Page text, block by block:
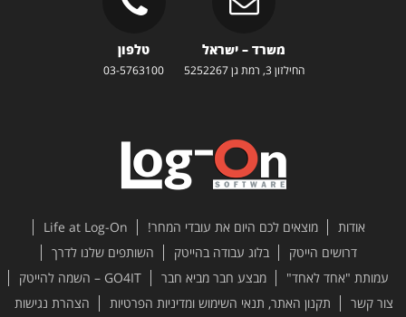
משרד – ישראל
החילזון 3, רמת גן 5252267
טלפון
03-5763100
אודות מוצאים לכם היום את עובדי המחר!
Life at Log-On
דרושים הייטק
בלוג עבודה בהייטק
השותפים שלנו לדרך
עמותת "אחד לאחד"
מבצע חבר מביא חבר
GO4IT – השמה להייטק
צור קשר
תקנון האתר, תנאי השימוש ומדיניות הפרטיות הצהרת נגישות